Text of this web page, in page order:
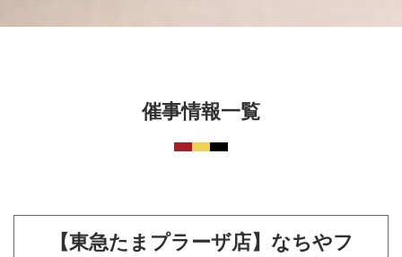
催事情報一覧
【東急たまプラーザ店】なちやフ